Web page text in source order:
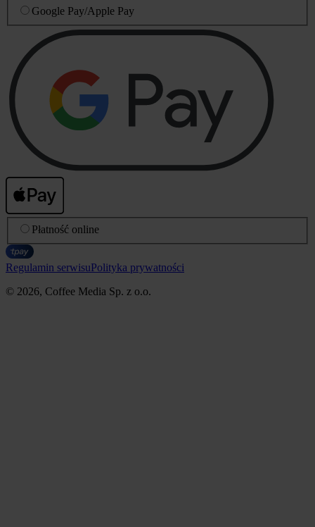
Google Pay/Apple Pay
Płatność online
Regulamin serwisuPolityka prywatności
© 2026, Coffee Media Sp. z o.o.